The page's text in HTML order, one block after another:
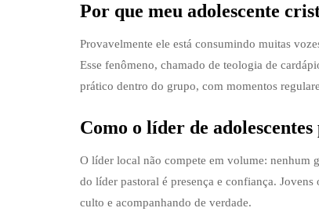
Por que meu adolescente
Provavelmente ele está consumindo muitas
Esse fenômeno, chamado de teologia de
prático dentro do grupo, com momentos
Como o líder de
O líder local não compete em volume: nenhum
do líder pastoral é presença e confiança.
culto e acompanhando de verdade.